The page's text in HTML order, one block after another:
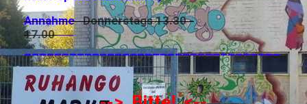
AnnahmeDonnerstags 13.30 -
17.00
__________________________________